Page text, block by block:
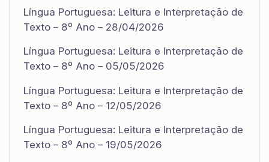
Língua Portuguesa: Leitura e Interpretação de
Texto – 8º Ano – 28/04/2026
Língua Portuguesa: Leitura e Interpretação de
Texto – 8º Ano – 05/05/2026
Língua Portuguesa: Leitura e Interpretação de
Texto – 8º Ano – 12/05/2026
Língua Portuguesa: Leitura e Interpretação de
Texto – 8º Ano – 19/05/2026